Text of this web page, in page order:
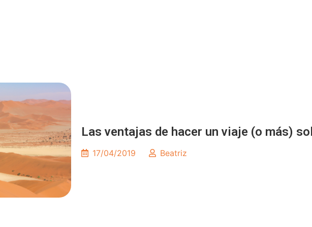
Las ventajas de hacer un viaje (o más)
17/04/2019 Beatriz